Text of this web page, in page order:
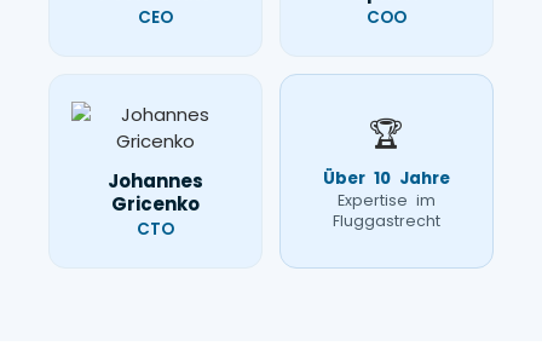
CEO COO
Johannes
Gricenko
CTO
🏆
Über 10 Jahre
Expertise im
Fluggastrecht